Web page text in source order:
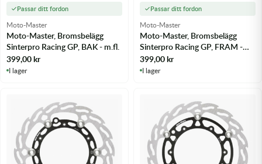
Passar ditt fordon
Moto-Master
Moto-Master, Bromsbelägg
Sinterpro Racing GP, BAK - m.fl.
399,00kr
I lager
Passar ditt fordon
Moto-Master
Moto-Master, Bromsbelägg
Sinterpro Racing GP, FRAM -
m.fl.
399,00kr
I lager